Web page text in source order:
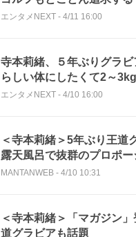
エンタメNEXT - 4/11 16:00
寺本莉緒、５年ぶりグラ
らしい体にしたくて2～
エンタメNEXT - 4/10 16:00
＜寺本莉緒＞5年ぶり王
露天風呂で抜群のプロポ
MANTANWEB - 4/10 10:31
＜寺本莉緒＞「マガジン
道グラビアも話題